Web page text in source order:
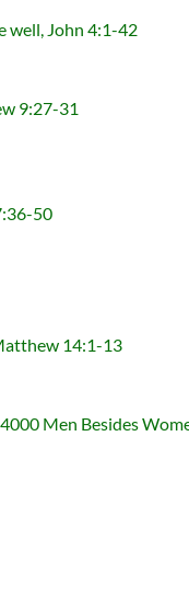
well, John 4:1-42
9:27-31
50
14:1-13
Men Besides